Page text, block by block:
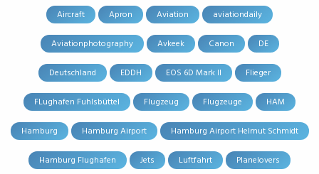
Aircraft Apron Aviation aviationdaily
Aviationphotography Avkeek Canon DE
Deutschland EDDH EOS 6D Mark II Flieger
FLughafen Fuhlsbüttel Flugzeug Flugzeuge HAM
Hamburg Hamburg Airport Hamburg Airport Helmut Schmidt
Hamburg Flughafen Jets Luftfahrt Planelovers